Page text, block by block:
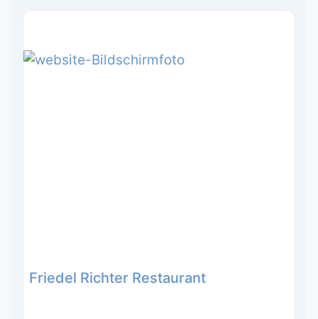
Friedel Richter Restaurant